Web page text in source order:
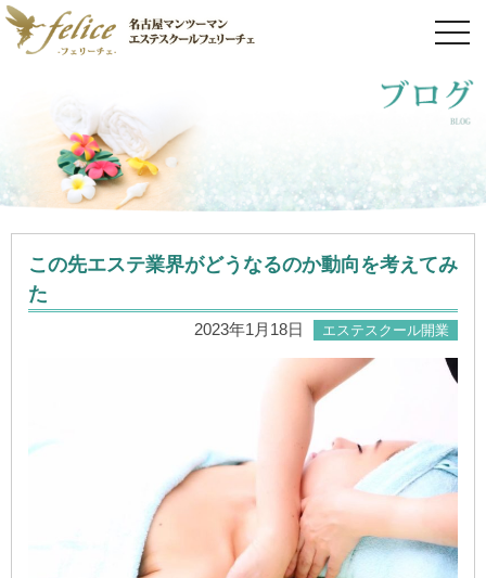
この先エステ業界がどうなるのか動向を考えてみ
た
2023年1月18日 エステスクール開業